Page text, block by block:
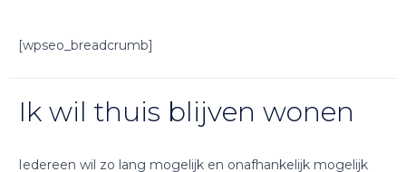
[wpseo_breadcrumb]
Ik wil thuis blijven wonen
Iedereen wil zo lang mogelijk en onafhankelijk mogelijk